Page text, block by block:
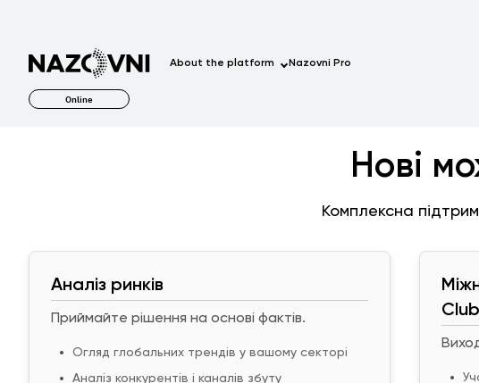
Online
About the platform Nazovni Pro
Нові
Комплексна
Аналіз ринків
Приймайте рішення на основі фактів.
Огляд глобальних трендів у вашому секторі
Аналіз конкурентів і каналів збуту
Club